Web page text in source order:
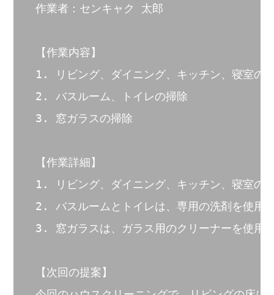
作業者：センキャク 太郎
【作業内容】
1. リビング、ダイニング、キッチン、寝室の
2. バスルーム、トイレの掃除
3. 窓ガラスの掃除
【作業詳細】
1. リビング、ダイニング、キッチン、寝室の
2. バスルームとトイレは、専用の洗剤を使用
3. 窓ガラスは、ガラス用のクリーナーを使用
【次回の提案】